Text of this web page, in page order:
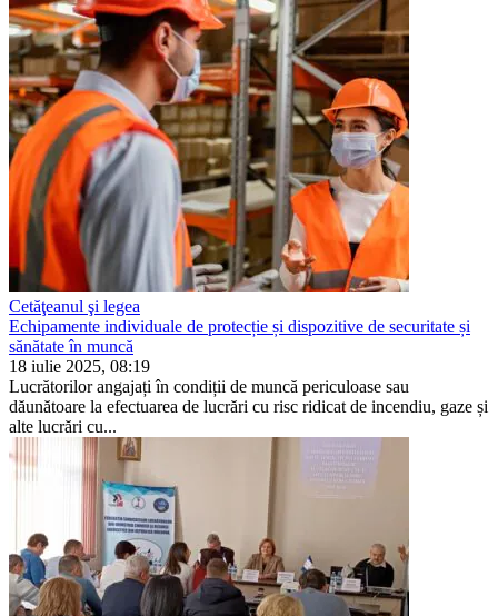
Cetăţeanul şi legea
Echipamente individuale de protecție și dispozitive de securitate și
sănătate în muncă
18 iulie 2025, 08:19
Lucrătorilor angajați în condiții de mun­că periculoase sau
dăunătoare la efectuarea de lucrări cu risc ridicat de in­cendiu, gaze și
alte lucrări cu...